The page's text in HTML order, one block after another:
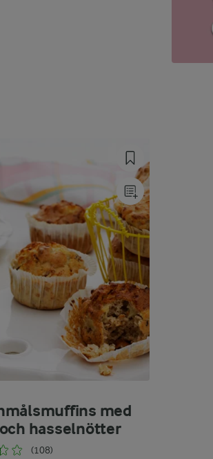
med
hasselnötter
(108)